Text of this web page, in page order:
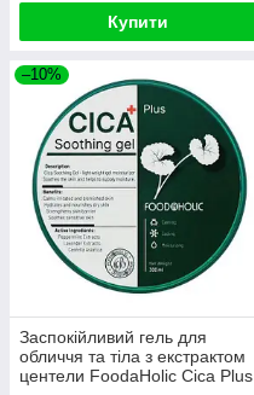
Купити
–10%
Заспокійливий гель для
обличчя та тіла з екстрактом
центели FoodaHolic Cica Plus